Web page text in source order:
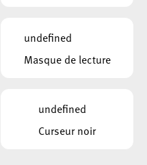
undefined
Masque de lecture
undefined
Curseur noir